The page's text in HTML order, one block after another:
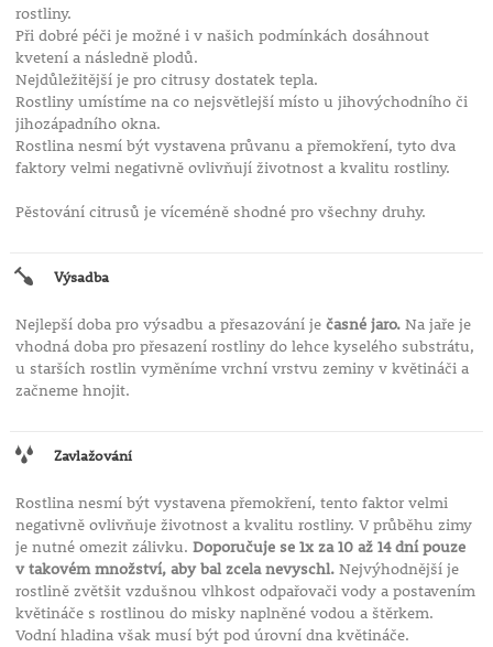
rostliny.
Při dobré péči je možné i v našich podmínkách dosáhnout
kvetení a následně plodů.
Nejdůležitější je pro citrusy dostatek tepla.
Rostliny umístíme na co nejsvětlejší místo u jihovýchodního či
jihozápadního okna.
Rostlina nesmí být vystavena průvanu a přemokření, tyto dva
faktory velmi negativně ovlivňují životnost a kvalitu rostliny.
Pěstování citrusů je víceméně shodné pro všechny druhy.
Výsadba
Nejlepší doba pro výsadbu a přesazování je časné jaro.Na jaře je
vhodná doba pro přesazení rostliny do lehce kyselého substrátu,
u starších rostlin vyměníme vrchní vrstvu zeminy v květináči a
začneme hnojit.
Zavlažování
Rostlina nesmí být vystavena přemokření, tento faktor velmi
negativně ovlivňuje životnost a kvalitu rostliny. V průběhu zimy
je nutné omezit zálivku. Doporučuje se 1x za 10 až 14 dní pouze
v takovém množství, aby bal zcela nevyschl.Nejvýhodnější je
rostlině zvětšit vzdušnou vlhkost odpařovači vody a postavením
květináče s rostlinou do misky naplněné vodou a štěrkem.
Vodní hladina však musí být pod úrovní dna květináče.